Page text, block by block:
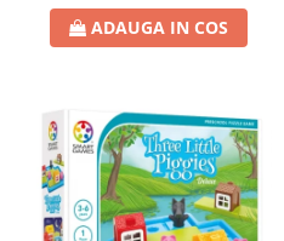
ADAUGA IN COS